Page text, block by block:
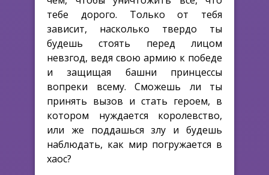
тебе дорого. Только от тебя
зависит, насколько твердо ты
будешь стоять перед лицом
невзгод, ведя свою армию к победе
и защищая башни принцессы
вопреки всему. Сможешь ли ты
принять вызов и стать героем, в
котором нуждается королевство,
или же поддашься злу и будешь
наблюдать, как мир погружается в
хаос?